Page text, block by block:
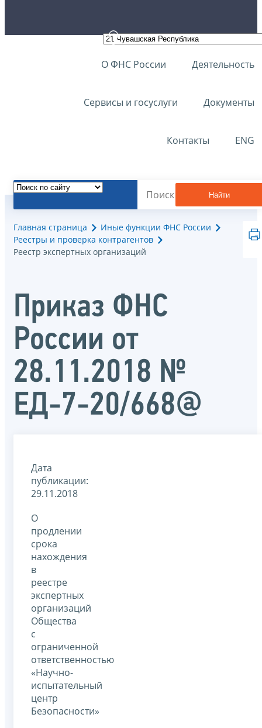
О ФНС России Деятельность
Сервисы и госуслуги Документы
Контакты ENG
Найти
Главная страница
Иные функции ФНС России
Реестры и проверка контрагентов
Реестр экспертных организаций
Приказ ФНС
России от
28.11.2018 №
ЕД-7-20/668@
Дата
публикации:
29.11.2018
О
продлении
срока
нахождения
в
реестре
экспертных
организаций
Общества
с
ограниченной
ответственностью
«Научно-
испытательный
центр
Безопасности»